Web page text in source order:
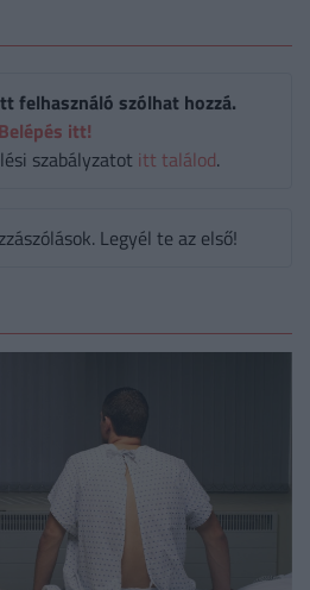
felhasználó szólhat hozzá.
Belépés itt!
szabályzatot itt találod.
Legyél te az első!